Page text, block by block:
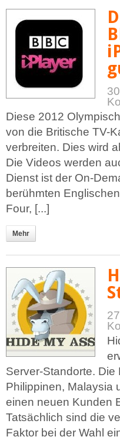
Diese 2012
von die Britische TV-
verbreiten. Dies wird
Die Videos werden
Dienst ist der On-
berühmten
Four, [...]
Mehr
Server-Standorte.
Philippinen, Malaysia
einen neuen Kunden
Tatsächlich sind die
Faktor bei der Wahl